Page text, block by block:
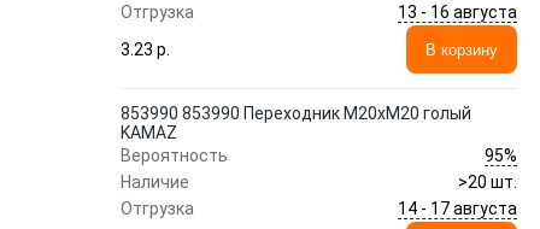
Отгрузка
13 - 16 августа
3.23 p.
В корзину
853990 853990 Переходник М20хМ20 голый
KAMAZ
Вероятность
95%
Наличие
>20 шт.
Отгрузка
14 - 17 августа